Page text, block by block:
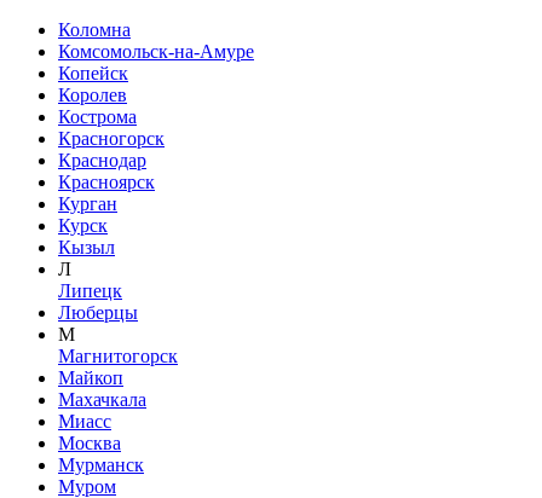
Коломна
Комсомольск-на-Амуре
Копейск
Королев
Кострома
Красногорск
Краснодар
Красноярск
Курган
Курск
Кызыл
Л
Липецк
Люберцы
М
Магнитогорск
Майкоп
Махачкала
Миасс
Москва
Мурманск
Муром